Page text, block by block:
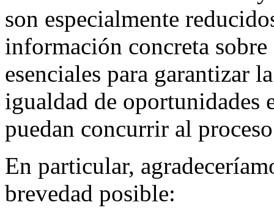
son especialmente
información concreta
esenciales para garantizar
igualdad de oportunidades
puedan concurrir al
En particular,
brevedad posible: